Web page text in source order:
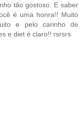
tão gostoso. E saber
é uma honra!! Muito
e pelo carinho de
e diet é claro!! rsrsrs